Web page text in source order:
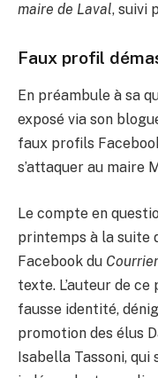
maire de Laval, suivi
Faux profil
En préambule à sa
exposé via son
faux profils
s’attaquer au maire
Le compte en
printemps à la suite
Facebook du
texte. L’auteur de
fausse identité,
promotion des élus
Isabella Tassoni,